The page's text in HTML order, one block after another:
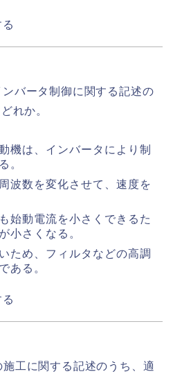
ンバータ制御に関する記述の
れか。
機は、インバータにより制
。
波数を変化させて、速度を
始動電流を小さくできるた
小さくなる。
ため、フィルタなどの高調
ある。
施工に関する記述のうち、適